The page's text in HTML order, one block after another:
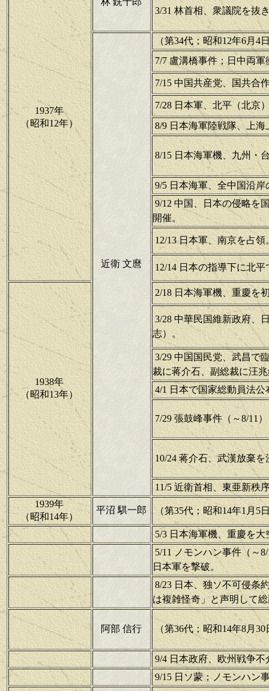
1937年
（昭和12年）
3/31 林首相、衆議院を抜
近衛 文麿
（第34代；昭和12年6月4
7/7 盧溝橋事件；日中両
7/15 中国共産党、国共合
7/28 日本軍、北平（北京
8/9 日本海軍陸戦隊、上海
8/15 日本海軍機、九州・
9/5 日本海軍、全中国沿岸
9/12 中国、日本の侵略を
開催。
12/13 日本軍、南京を占
12/14 日本の指導下に北
1938年
（昭和13年）
2/18 日本海軍機、重慶を
3/28 中華民国維新政府、
志）。
3/29 中国国民党、武昌で
裁に蒋介石、副総裁に汪
4/1 日本で国家総動員法
7/29 張鼓峰事件（～8/11
10/24 蒋介石、武漢放棄
11/5 近衛首相、東亜新秩
1939年
（昭和14年）
平沼 騏一郎 （第35代；昭和14年1月5
5/3 日本海軍機、重慶を
5/11 ノモンハン事件（～
日本軍を撃破。
8/23 日本、独ソ不可侵条
は複雑怪奇」と声明して
阿部 信行 （第36代；昭和14年8月
9/4 日本政府、欧州戦争不
9/15 日ソ蒙；ノモンハン